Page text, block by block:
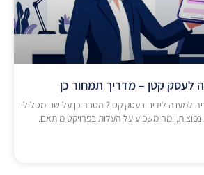
לעסק קטן – מדריך תמחור כן
למענה לידים בעסק קטן? הסבר כן על שני מסלולי
נפוצות, ומה משפיע על העלות בפרויקט מותאם.